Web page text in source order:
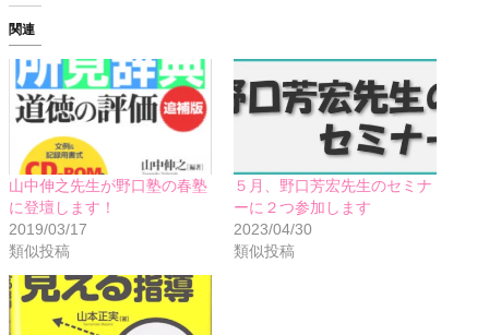
関連
山中伸之先生が野口塾の春塾
に登壇します！
2019/03/17
類似投稿
５月、野口芳宏先生のセミナ
ーに２つ参加します
2023/04/30
類似投稿